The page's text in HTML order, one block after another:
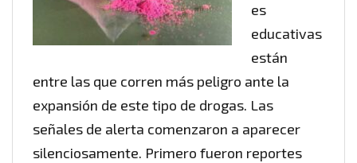
es
educativas
están
entre las que corren más peligro ante la
expansión de este tipo de drogas. Las
señales de alerta comenzaron a aparecer
silenciosamente. Primero fueron reportes